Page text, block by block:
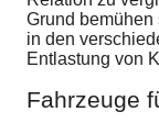
Grund
in den
Entlastung von
Fahrzeuge